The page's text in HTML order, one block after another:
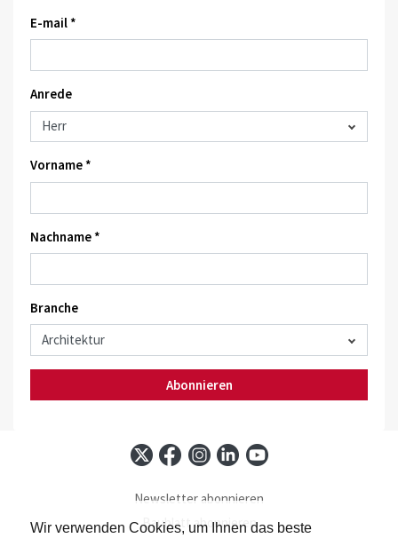
Wir verwenden Cookies, um Ihnen das beste
E-mail *
Anrede
Vorname *
Nachname *
Branche
Abonnieren
Newsletter abonnieren
Baublatt abonnieren